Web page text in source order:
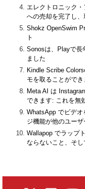
エレクトロニック
への売却を完了し
Shokz OpenSwim
ト
Sonosは、Playで長
ました
Kindle Scribe
モを取ることができ
Meta AI は
できます: これを無
WhatsApp でビデオ
ジ機能が他のユー
Wallapop でラップ
ならないこと、そ